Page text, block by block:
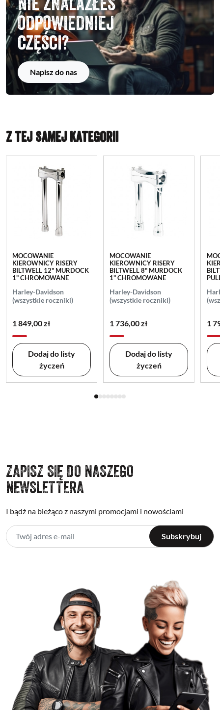
odpowiedniej
części?
Napisz do nas
Z TEJ SAMEJ KATEGORII
MOCOWANIE
KIEROWNICY RISERY
BILTWELL 12" MURDOCK
1" CHROMOWANE
Harley-Davidson
(wszystkie roczniki)
1 849,00 zł
Dodaj do listy
życzeń
MOCOWANIE
KIEROWNICY RISERY
BILTWELL 8" MURDOCK
1" CHROMOWANE
Harley-Davidson
(wszystkie roczniki)
1 736,00 zł
Dodaj do listy
życzeń
1
ZAPISZ SIĘ DO NASZEGO
NEWSLETTERA
I bądź na bieżąco z naszymi promocjami i nowościami